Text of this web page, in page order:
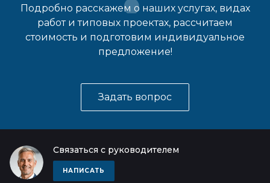
Подробно расскажем о наших услугах, видах
работ и типовых проектах, рассчитаем
стоимость и подготовим индивидуальное
предложение!
Задать вопрос
Связаться с руководителем
НАПИСАТЬ